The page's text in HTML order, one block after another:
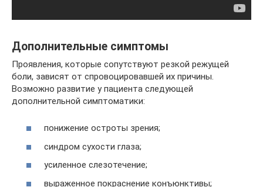
Дополнительные симптомы
Проявления, которые сопутствуют резкой режущей
боли, зависят от спровоцировавшей их причины.
Возможно развитие у пациента следующей
дополнительной симптоматики:
понижение остроты зрения;
синдром сухости глаза;
усиленное слезотечение;
выраженное покраснение конъюнктивы;